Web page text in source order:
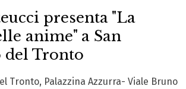
presenta "La
anime" a San
del Tronto
Tronto, Palazzina Azzurra- Viale Bruno